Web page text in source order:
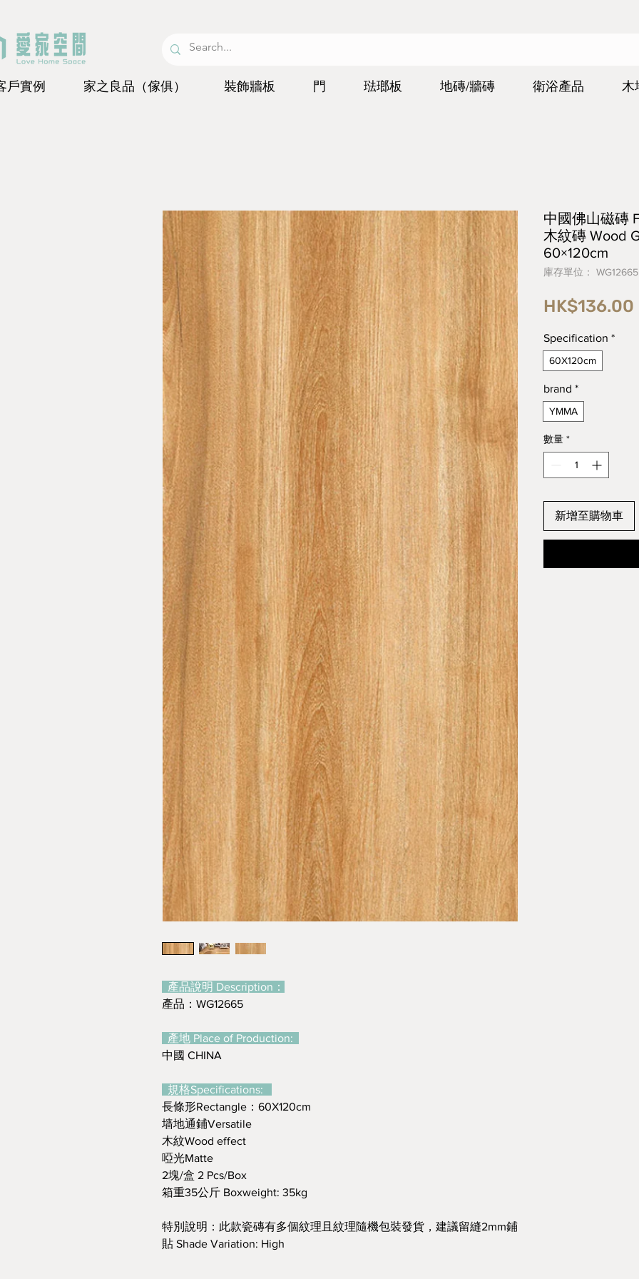
戶實例 家之良品（傢俱） 裝飾牆板 門 琺瑯板 地磚/牆磚 衛浴產品 木
產品說明 Description：
產品：WG12665
產地 Place of Production:
中國 CHINA
規格Specifications:
長條形Rectangle：60X120cm
墙地通鋪Versatile
木紋Wood effect
啞光Matte
2塊/盒 2 Pcs/Box
箱重35公斤 Boxweight: 35kg
特別說明：此款瓷磚有多個紋理且紋理隨機包裝發貨，建議留縫2mm鋪
貼 Shade Variation: High
中國佛山磁磚
木紋磚 Wood
60×120cm
庫存單位： WG12665
HK$136.00
Specification *
60X120cm
brand *
YMMA
數量 *
新增至購物車